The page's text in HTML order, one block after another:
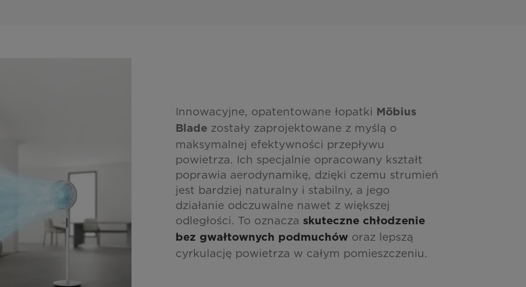
Innowacyjne, opatentowane łopatki
Möbius
Bladezostały zaprojektowane z myślą o
maksymalnej efektywności przepływu
powietrza. Ich specjalnie opracowany kształt
poprawia aerodynamikę, dzięki czemu strumień
jest bardziej naturalny i stabilny, a jego
działanie odczuwalne nawet z większej
odległości. To oznacza skuteczne chłodzenie
bez gwałtownych podmuchóworaz lepszą
cyrkulację powietrza w całym pomieszczeniu.